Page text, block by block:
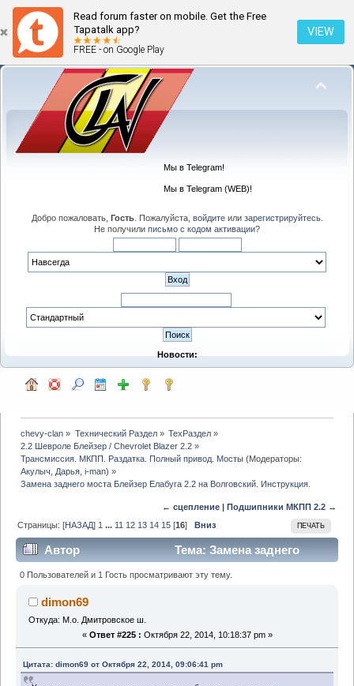
Read forum faster on mobile. Get the Free
Tapatalk app?
FREE - on Google Play
VIEW
Мы в Telegram!
Мы в Telegram (WEB)!
Добро пожаловать, Гость. Пожалуйста, войдитеили зарегистрируйтесь.
Не получили письмо с кодом активации?
Новости:
chevy-clan » Технический Раздел» ТехРаздел»
2.2 Шевроле Блейзер / Chevrolet Blazer 2.2 »
Трансмиссия. МКПП. Раздатка. Полный привод. Мосты (Модераторы:
Акулыч
Дарья ,i-man) »
Замена заднего моста Блейзер Елабуга 2.2 на Волговский. Инструкция.
← сцепление| Подшипники МКПП 2.2 →
ПЕЧАТЬ
Страницы:[НАЗАД] 1 ... 11 12 13 14 15 [16]Вниз
Автор
Тема: Замена заднего
моста Блейзер Елабуга 2.2 на Волговский.
Инструкция. (Прочитано 75975 раз)
0 Пользователей и 1 Гость просматривают эту тему.
dimon69
Откуда: М.о. Дмитровское ш.
« Ответ #225 : Октября 22, 2014, 10:18:37 pm »
Цитата: dimon69 от Октября 22, 2014, 09:06:41 pm